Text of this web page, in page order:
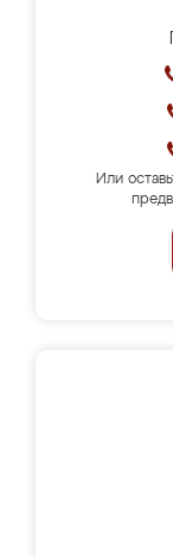
Или